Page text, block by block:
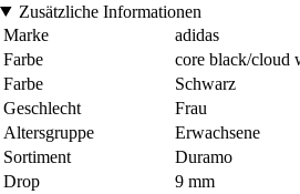
Zusätzliche Informationen
Marke
adidas
Farbe
core black/cloud
Farbe
Schwarz
Geschlecht
Frau
Altersgruppe
Erwachsene
Sortiment
Duramo
Drop
9 mm